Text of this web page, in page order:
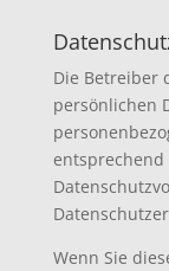
Die Betreiber
persönlichen
entsprechend
Wenn Sie